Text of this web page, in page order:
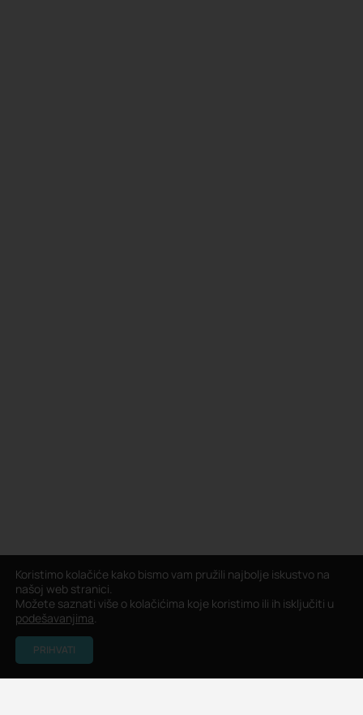
Koristimo kolačiće kako bismo vam pružili najbolje iskustvo na
našoj web stranici.
Možete saznati više o kolačićima koje koristimo ili ih isključiti u
podešavanjima.
PRIHVATI